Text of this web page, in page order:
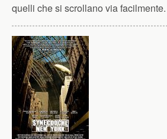
quelli che si scrollano via facilmente.